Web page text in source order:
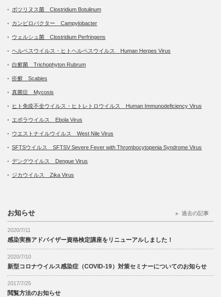
ボツリヌス菌 Clostridium Botulinum
カンピロバクター Campylobacter
ウェルシュ菌 Clostridium Perfringens
ヘルペスウイルス・ヒトヘルペスウイルス Human Herpes Virus
白癬菌 Trichophyton Rubrum
疥癬 Scabies
真菌症 Mycosis
ヒト免疫不全ウイルス・ヒトレトロウイルス Human Immunodeficiency Virus
エボラウイルス Ebola Virus
ウエストナイルウイルス West Nile Virus
SFTSウイルス SFTSV Severe Fever with Thrombocytopenia Syndrome Virus
デングウイルス Dengue Virus
ジカウイルス Zika Virus
お知らせ
2020/7/11
感染実務アドバイザー資格検定講座をリニューアルしました！
2020/7/10
新型コロナウイルス感染症（COVID-19）対策セミナーについてのお知らせ
2017/7/25
閲覧方法のお知らせ
過去の記事